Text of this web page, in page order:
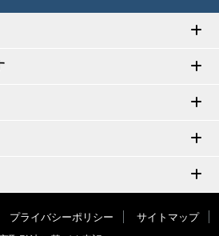
プライバシーポリシー
サイトマップ